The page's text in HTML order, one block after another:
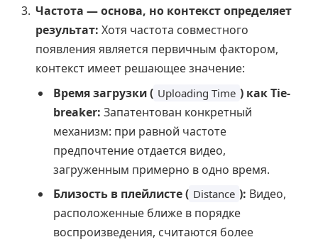
Частота — основа, но контекст определяет
результат: Хотя частота совместного
появления является первичным фактором,
контекст имеет решающее значение:
Время загрузки ( Uploading Time ) как Tie-
breaker: Запатентован конкретный
механизм: при равной частоте
предпочтение отдается видео,
загруженным примерно в одно время.
Близость в плейлисте ( Distance ): Видео,
расположенные ближе в порядке
воспроизведения, считаются более